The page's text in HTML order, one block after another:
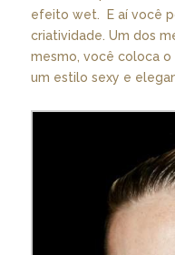
efeito wet. E aí você
criatividade. Um dos
mesmo, você coloca o
um estilo sexy e